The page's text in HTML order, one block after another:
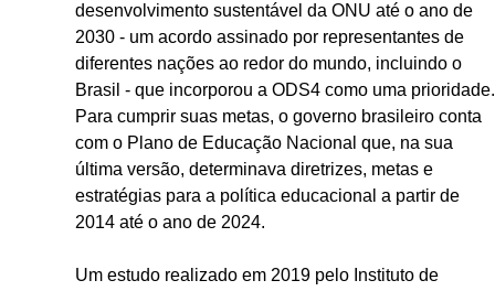
desenvolvimento sustentável da ONU até o ano de
2030 - um acordo assinado por representantes de
diferentes nações ao redor do mundo, incluindo o
Brasil - que incorporou a ODS4 como uma prioridade.
Para cumprir suas metas, o governo brasileiro conta
com o Plano de Educação Nacional que, na sua
última versão, determinava diretrizes, metas e
estratégias para a política educacional a partir de
2014 até o ano de 2024.
Um estudo realizado em 2019 pelo Instituto de